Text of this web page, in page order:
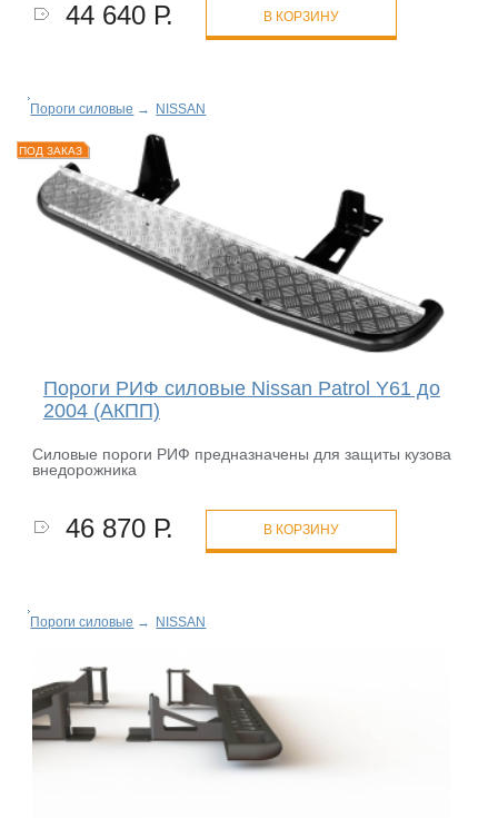
44 640 Р. В КОРЗИНУ
Пороги силовые → NISSAN
ПОД ЗАКАЗ
Пороги РИФ силовые Nissan Patrol Y61 до
2004 (АКПП)
Силовые пороги РИФ предназначены для защиты кузова
внедорожника
46 870 Р. В КОРЗИНУ
Пороги силовые → NISSAN